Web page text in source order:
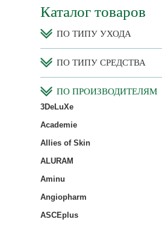
Каталог товаров
ПО ТИПУ УХОДА
ПО ТИПУ СРЕДСТВА
ПО ПРОИЗВОДИТЕЛЯМ
3DeLuXe
Academie
Allies of Skin
ALURAM
Aminu
Angiopharm
ASCEplus